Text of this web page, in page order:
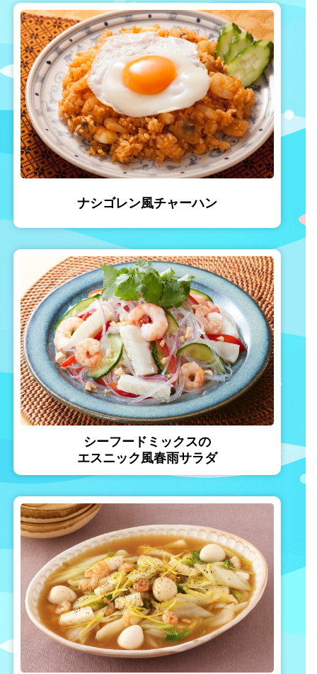
ナシゴレン風チャーハン
シーフードミックスの
エスニック風春雨サラダ